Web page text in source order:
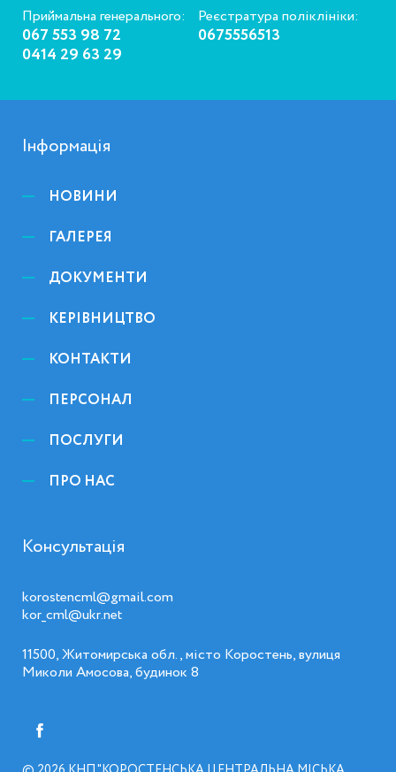
Приймальна генерального:
067 553 98 72
0414 29 63 29
Реєстратура поліклініки:
0675556513
Інформація
НОВИНИ
ГАЛЕРЕЯ
ДОКУМЕНТИ
КЕРІВНИЦТВО
КОНТАКТИ
ПЕРСОНАЛ
ПОСЛУГИ
ПРО НАС
Консультація
korostencml@gmail.com
kor_cml@ukr.net
11500, Житомирська обл., місто Коростень, вулиця
Миколи Амосова, будинок 8